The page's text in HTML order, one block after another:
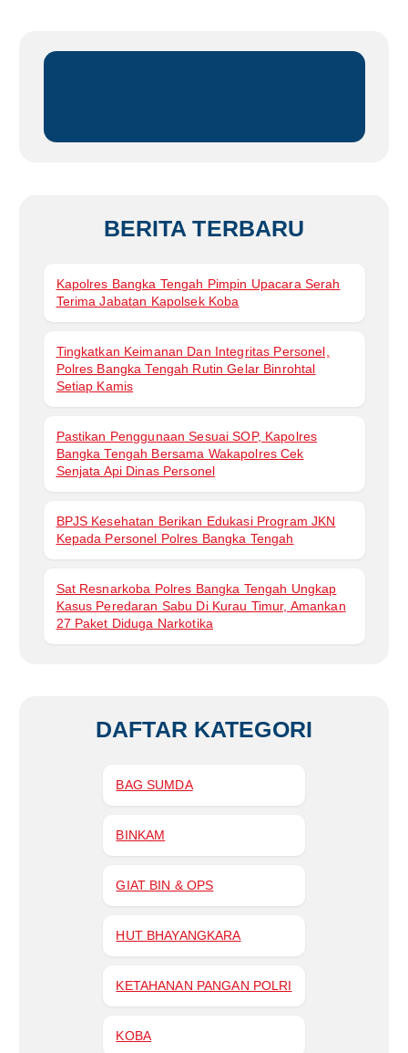
n
:
BERITA TERBARU
Kapolres Bangka Tengah Pimpin Upacara Serah
Terima Jabatan Kapolsek Koba
Tingkatkan Keimanan Dan Integritas Personel,
Polres Bangka Tengah Rutin Gelar Binrohtal
Setiap Kamis
Pastikan Penggunaan Sesuai SOP, Kapolres
Bangka Tengah Bersama Wakapolres Cek
Senjata Api Dinas Personel
BPJS Kesehatan Berikan Edukasi Program JKN
Kepada Personel Polres Bangka Tengah
Sat Resnarkoba Polres Bangka Tengah Ungkap
Kasus Peredaran Sabu Di Kurau Timur, Amankan
27 Paket Diduga Narkotika
DAFTAR KATEGORI
BAG SUMDA
BINKAM
GIAT BIN & OPS
HUT BHAYANGKARA
KETAHANAN PANGAN POLRI
KOBA